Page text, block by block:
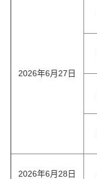
2026年6月27日
2026年6月28日